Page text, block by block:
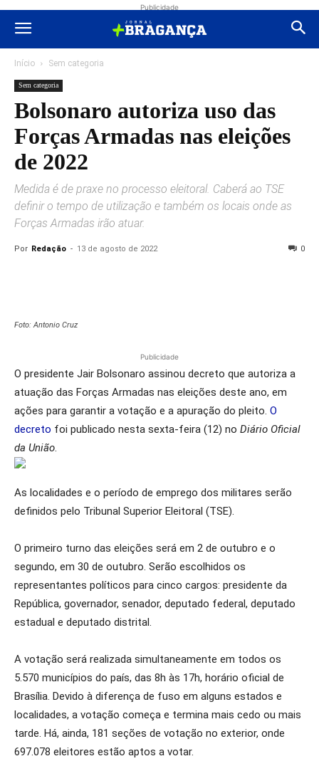
Publicidade
Início Sem categoria
Sem categoria
Bolsonaro autoriza uso das
Forças Armadas nas eleições
de 2022
Medida é de praxe no processo eleitoral. Caberá ao TSE
definir o tempo de utilização e também os locais onde as
Forças Armadas irão atuar.
Por Redação - 13 de agosto de 2022 0
Foto: Antonio Cruz
Publicidade
O presidente Jair Bolsonaro assinou decreto que autoriza a
atuação das Forças Armadas nas eleições deste ano, em
ações para garantir a votação e a apuração do pleito. O
decreto foi publicado nesta sexta-feira (12) no Diário Oficial
da União.
As localidades e o período de emprego dos militares serão
definidos pelo Tribunal Superior Eleitoral (TSE).
O primeiro turno das eleições será em 2 de outubro e o
segundo, em 30 de outubro. Serão escolhidos os
representantes políticos para cinco cargos: presidente da
República, governador, senador, deputado federal, deputado
estadual e deputado distrital.
A votação será realizada simultaneamente em todos os
5.570 municípios do país, das 8h às 17h, horário oficial de
Brasília. Devido à diferença de fuso em alguns estados e
localidades, a votação começa e termina mais cedo ou mais
tarde. Há, ainda, 181 seções de votação no exterior, onde
697.078 eleitores estão aptos a votar.